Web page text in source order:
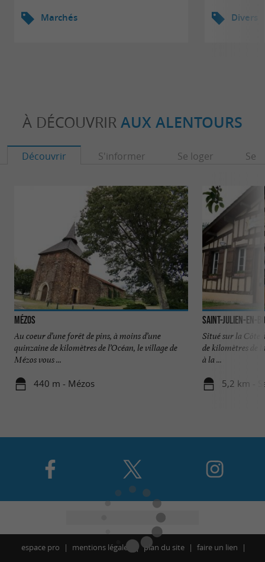
Marchés Divers
À DÉCOUVRIR AUX ALENTOURS
Découvrir S'informer Se loger Se
Mézos
Au coeur d’une forêt de pins, à moins d’une
quinzaine de kilomètres de l’Océan, le village de
Mézos vous ...
440 m - Mézos
Saint-Julien-en-
Situé sur la Côte
de kilomètres de
à la ...
5,2 km -
espace pro mentions légales plan du site
faire un lien